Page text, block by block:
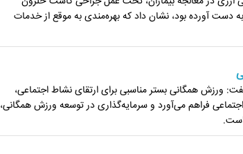
دست آورده بود، نشان داد که بهره‌مندی به‌ موقع از خدمات
ورزش همگانی بستر مناسبی برای ارتقای نشاط اجتماعی،
فراهم می‌آورد و سرمایه‌گذاری در توسعه ورزش همگانی،